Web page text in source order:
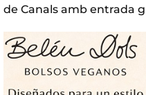
de Canals amb entrada